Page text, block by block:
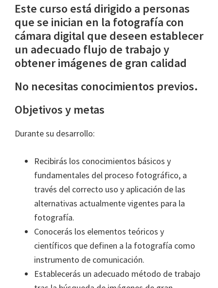
Este curso está dirigido a personas
que se inician en la fotografía con
cámara digital que deseen establecer
un adecuado flujo de trabajo y
obtener imágenes de gran calidad
No necesitas conocimientos previos.
Objetivos y metas
Durante su desarrollo:
Recibirás los conocimientos básicos y
fundamentales del proceso fotográfico, a
través del correcto uso y aplicación de las
alternativas actualmente vigentes para la
fotografía.
Conocerás los elementos teóricos y
científicos que definen a la fotografía como
instrumento de comunicación.
Establecerás un adecuado método de trabajo